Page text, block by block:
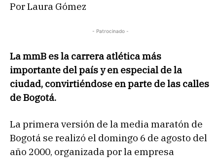
Por Laura Gómez
- Patrocinado -
La mmB es la carrera atlética más
importante del país y en especial de la
ciudad, convirtiéndose en parte de las calles
de Bogotá.
La primera versión de la media maratón de
Bogotá se realizó el domingo 6 de agosto del
año 2000, organizada por la empresa